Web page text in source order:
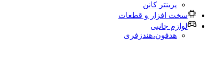
پرینتر کانن
سخت افزار و قطعات
لوازم جانبی
هدفون،هندزفری